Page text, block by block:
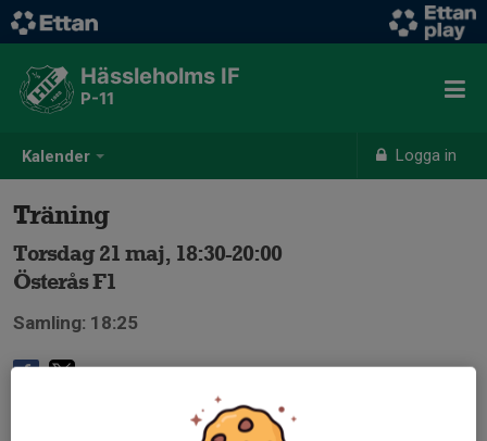
Kalender Logga in
Hässleholms IF
P-11
Träning
Torsdag 21 maj, 18:30-20:00
Österås F1
Samling: 18:25